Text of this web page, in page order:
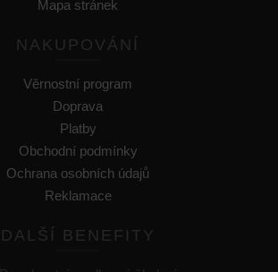
Mapa stránek
NAKUPOVÁNÍ
Věrnostní program
Doprava
Platby
Obchodní podmínky
Ochrana osobních údajů
Reklamace
DALŠÍ BENEFITY